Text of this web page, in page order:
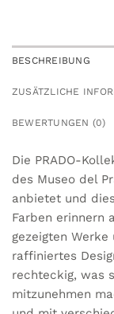
BESCHREIBUNG
ZUSÄTZLICHE
BEWERTUNGEN (0)
Die PRADO-
des Museo del
anbietet und
Farben erinnern
gezeigten
raffiniertes
rechteckig, was
mitzunehmen